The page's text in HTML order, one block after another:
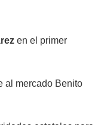
en el primer
al mercado Benito